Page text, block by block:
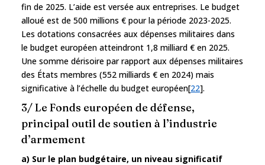
fin de 2025. L’aide est versée aux entreprises. Le budget
alloué est de 500 millions € pour la période 2023-2025.
Les dotations consacrées aux dépenses militaires dans
le budget européen atteindront 1,8 milliard € en 2025.
Une somme dérisoire par rapport aux dépenses militaires
des États membres (552 milliards € en 2024) mais
significative à l’échelle du budget européen[22].
3/ Le Fonds européen de défense,
principal outil de soutien à l’industrie
d’armement
a) Sur le plan budgétaire, un niveau significatif